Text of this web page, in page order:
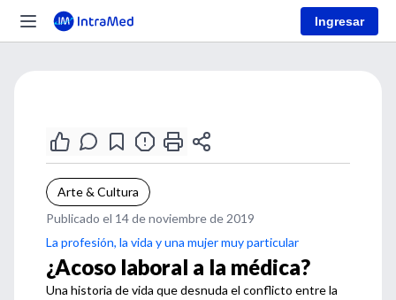
Ingresar
Arte & Cultura
Publicado el 14 de noviembre de 2019
La profesión, la vida y una mujer muy particular
¿Acoso laboral a la médica?
Una historia de vida que desnuda el conflicto entre la